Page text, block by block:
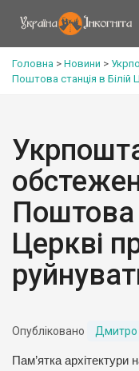
Головна > Новини >
Поштова станція в Білій
Поштова
Церкві
Опубліковано Дмитро
Пам’ятка